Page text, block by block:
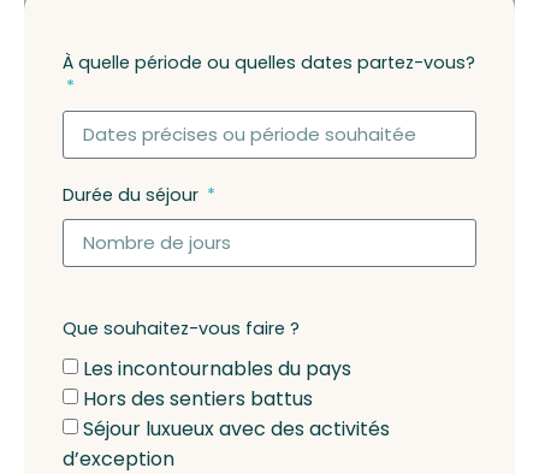
À quelle période ou quelles dates partez-vous?
Durée du séjour
Que souhaitez-vous faire ?
Les incontournables du pays
Hors des sentiers battus
Séjour luxueux avec des activités
d’exception